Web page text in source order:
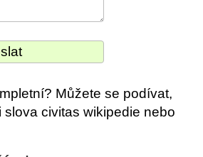
Můžete se podívat,
slova civitas wikipedie nebo